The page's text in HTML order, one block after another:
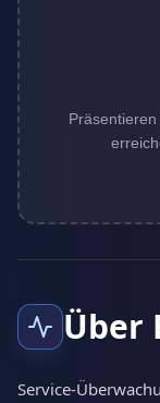
Über
Service-